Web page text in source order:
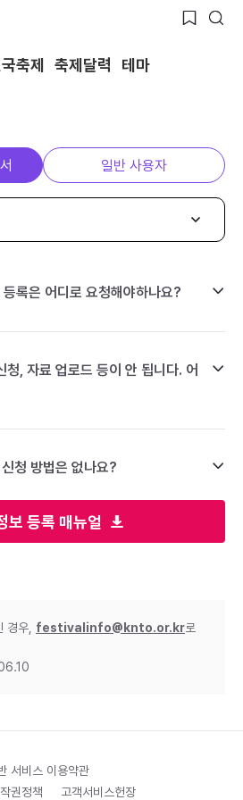
축제 축제달력 테마
보 등록 매뉴얼
일반 사용자
록은 어디로 요청해야하나요?
청, 자료 업로드 등이 안 됩니다. 어
청 방법은 없나요?
경우, festivalinfo@knto.or.kr로
서비스 이용약관
권정책 고객서비스헌장